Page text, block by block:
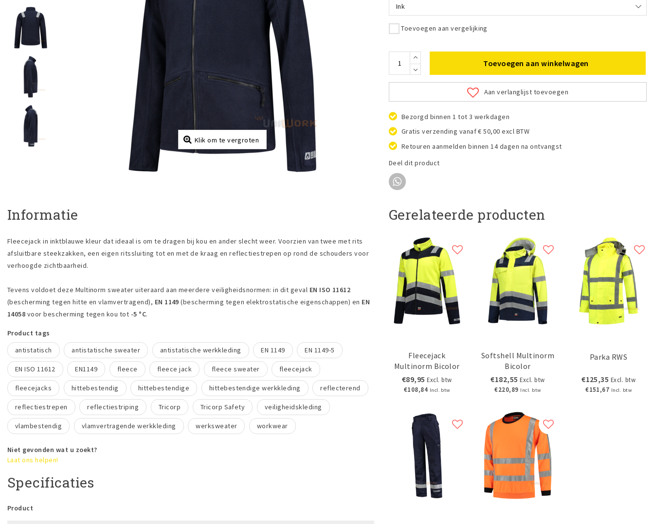
Klik om te vergroten
Ink
Toevoegen aan vergelijking
Toevoegen aan winkelwagen
Aan verlanglijst toevoegen
Bezorgd binnen 1 tot 3 werkdagen
Gratis verzending vanaf € 50,00 excl BTW
Retouren aanmelden binnen 14 dagen na ontvangst
Deel dit product
Informatie
Fleecejack in inktblauwe kleur dat ideaal is om te dragen bij kou en ander slecht weer. Voorzien van twee met rits
afsluitbare steekzakken, een eigen ritssluiting tot en met de kraag en reflectiestrepen op rond de schouders voor
verhoogde zichtbaarheid.
Tevens voldoet deze Multinorm sweater uiteraard aan meerdere veiligheidsnormen: in dit geval EN ISO 11612
(bescherming tegen hitte en vlamvertragend), EN 1149 (bescherming tegen elektrostatische eigenschappen) en EN
14058 voor bescherming tegen kou tot -5 °C.
Product tags
antistatisch
antistatische sweater antistatische werkkleding EN 1149 EN 1149-5
EN ISO 11612 EN1149 fleece fleece jack fleece sweater fleecejack
fleecejacks hittebestendig hittebestendige hittebestendige werkkleding reflecterend
reflectiestrepen reflectiestriping Tricorp Tricorp Safety veiligheidskleding
vlambestendig vlamvertragende werkkleding werksweater workwear
Niet gevonden wat u zoekt?
Laat ons helpen!
Specificaties
Product
Gerelateerde producten
Fleecejack
Multinorm Bicolor
€89,95 Excl. btw
€108,84 Incl. btw
Softshell Multinorm
Bicolor
€182,55 Excl. btw
€220,89 Incl. btw
Parka RWS
€125,35 Excl. btw
€151,67 Incl. btw